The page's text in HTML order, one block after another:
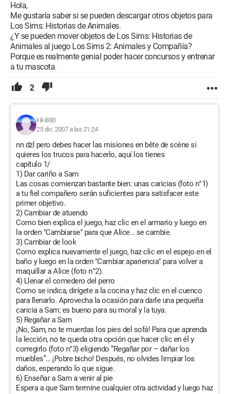
Hola,
Me gustaría saber si se pueden descargar otros objetos para
Los Sims: Historias de Animales.
¿Y se pueden mover objetos de Los Sims: Historias de
Animales al juego Los Sims 2: Animales y Compañía?
Porque es realmente genial poder hacer concursos y entrenar
a tu mascota.
2
kiki880
25 dic. 2007 a las 21:24
nn dzl pero debes hacer las misiones en bête de scène si
quieres los trucos para hacerlo, aquí los tienes
capítulo 1/
1) Dar cariño a Sam
Las cosas comienzan bastante bien: unas caricias (foto n°1)
a tu fiel compañero serán suficientes para satisfacer este
primer objetivo.
2) Cambiar de atuendo
Como bien explica el juego, haz clic en el armario y luego en
la orden "Cambiarse" para que Alice… se cambie.
3) Cambiar de look
Como explica nuevamente el juego, haz clic en el espejo en el
baño y luego en la orden "Cambiar apariencia" para volver a
maquillar a Alice (foto n°2).
4) Llenar el comedero del perro
Como se indica, dirígete a la cocina y haz clic en el cuenco
para llenarlo. Aprovecha la ocasión para darle una pequeña
caricia a Sam; es bueno para su moral y la tuya.
5) Regañar a Sam
¡No, Sam, no te muerdas los pies del sofá! Para que aprenda
la lección, no te queda otra opción que hacer clic en él y
corregirlo (foto n°3) eligiendo “Regañar por – dañar los
muebles”… ¡Pobre bicho! Después, no olvides limpiar los
daños, esperando lo que sigue.
6) Enseñar a Sam a venir al pie
Espera a que Sam termine cualquier otra actividad y luego haz